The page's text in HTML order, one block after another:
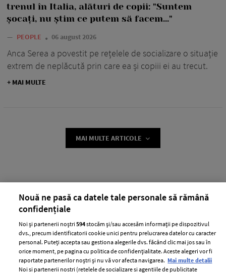
trenul în Italia, alături de copii: "Suntem
șocați, nu știm ce putem să facem..."
— PEOPLE 06 august 2026
Anca Serea a povestit pe rețelele de socializare o situație
extrem de neplăcută prin care ea și copiii ei au trecut.
+ MAI MULTE
MAI MULTE ARTICOLE
ABONEAZĂ-TE LA NEWSLETTER
Nouă ne pasă ca datele tale personale să rămână
confidențiale
Noi și partenerii noștri594stocăm și/sau accesăm informații pe dispozitivul
dvs., precum identificatorii cookie unici pentru prelucrarea datelor cu caracter
personal. Puteți accepta sau gestiona alegerile dvs. făcând clic mai jos sau în
orice moment, pe pagina cu politica de confidențialitate. Aceste alegeri vor fi
raportate partenerilor noștri și nu vă vor afecta navigarea. Mai multe detalii
Noi si partenerii nostri (retelele de socializare si agentiile de publicitate